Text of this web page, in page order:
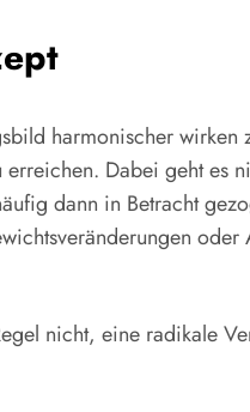
harmonischer wirken
Dabei geht es
dann in Betracht
oder
nicht, eine radikale